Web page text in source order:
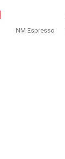
NM Espresso